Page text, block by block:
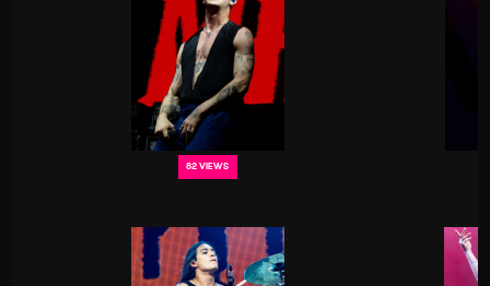
82 VIEWS